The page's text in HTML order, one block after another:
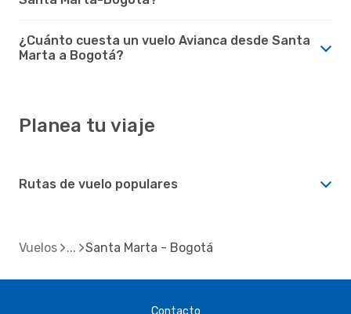
¿Cuánto cuesta un vuelo Avianca desde Santa
Marta a Bogotá?
Planea tu viaje
Rutas de vuelo populares
Vuelos Santa Marta - Bogotá
Contacto